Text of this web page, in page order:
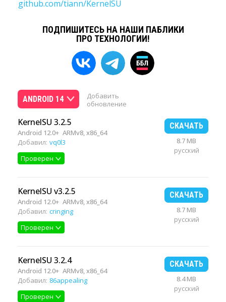
github.com/tiann/KernelSU
ПОДПИШИТЕСЬ НА НАШИ ПАБЛИКИ
ПРО ТЕХНОЛОГИИ!
ANDROID 14
Добавить
обновление
KernelSU 3.2.5
Android 12.0+ ARMv8, x86_64
Добавил: vq0l3
Проверен
СКАЧАТЬ
8.7 MB
русский
KernelSU v3.2.5
Android 12.0+ ARMv8, x86_64
Добавил: cringing
Проверен
СКАЧАТЬ
8.7 MB
русский
KernelSU 3.2.4
Android 12.0+ ARMv8, x86_64
Добавил: 86appealing
Проверен
СКАЧАТЬ
8.4 MB
русский